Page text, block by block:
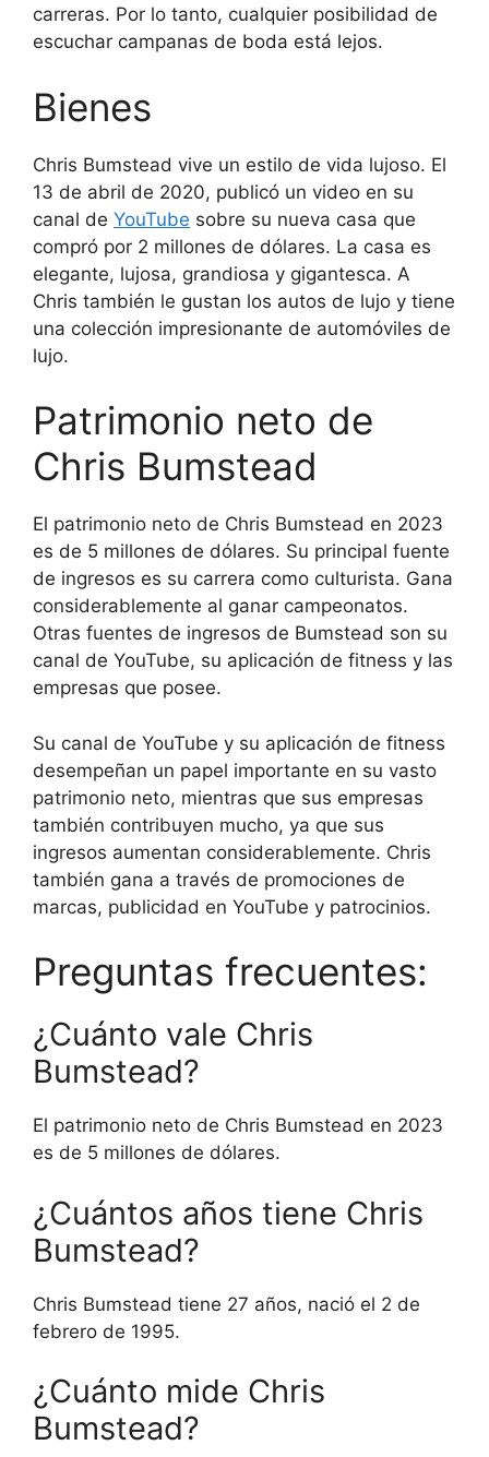
carreras. Por lo tanto, cualquier posibilidad de
escuchar campanas de boda está lejos.
Bienes
Chris Bumstead vive un estilo de vida lujoso. El
13 de abril de 2020, publicó un video en su
canal de YouTube sobre su nueva casa que
compró por 2 millones de dólares. La casa es
elegante, lujosa, grandiosa y gigantesca. A
Chris también le gustan los autos de lujo y tiene
una colección impresionante de automóviles de
lujo.
Patrimonio neto de
Chris Bumstead
El patrimonio neto de Chris Bumstead en 2023
es de 5 millones de dólares. Su principal fuente
de ingresos es su carrera como culturista. Gana
considerablemente al ganar campeonatos.
Otras fuentes de ingresos de Bumstead son su
canal de YouTube, su aplicación de fitness y las
empresas que posee.
Su canal de YouTube y su aplicación de fitness
desempeñan un papel importante en su vasto
patrimonio neto, mientras que sus empresas
también contribuyen mucho, ya que sus
ingresos aumentan considerablemente. Chris
también gana a través de promociones de
marcas, publicidad en YouTube y patrocinios.
Preguntas frecuentes:
¿Cuánto vale Chris
Bumstead?
El patrimonio neto de Chris Bumstead en 2023
es de 5 millones de dólares.
¿Cuántos años tiene Chris
Bumstead?
Chris Bumstead tiene 27 años, nació el 2 de
febrero de 1995.
¿Cuánto mide Chris
Bumstead?